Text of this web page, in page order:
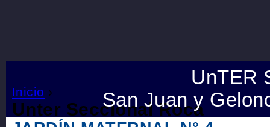
Inicio ›
Unter Seccional Roca
UnTER
San Juan y